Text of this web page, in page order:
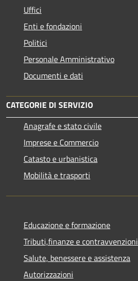
Uffici
Enti e fondazioni
Politici
Personale Amministrativo
Documenti e dati
CATEGORIE DI SERVIZIO
Anagrafe e stato civile
Imprese e Commercio
Catasto e urbanistica
Mobilità e trasporti
Educazione e formazione
Tributi,finanze e contravvenzioni
Salute, benessere e assistenza
Autorizzazioni